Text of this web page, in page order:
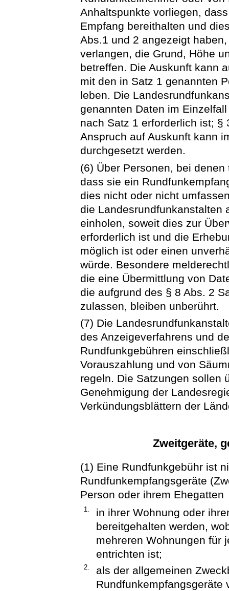
Anhaltspunkte vorliegen,
Empfang bereithalten und
Abs.1 und 2 angezeigt
verlangen, die Grund, Höhe
betreffen. Die Auskunft kann
mit den in Satz 1 genannten
leben. Die
genannten Daten im
nach Satz 1 erforderlich ist; §
Anspruch auf Auskunft kann
durchgesetzt werden.
(6) Über Personen, bei
dass sie ein
dies nicht oder nicht
die Landesrundfunkanstalten
einholen, soweit dies zur
erforderlich ist und die
möglich ist oder einen
würde. Besondere
die eine Übermittlung von
die aufgrund des § 8 Abs. 2
zulassen, bleiben unberührt.
(7) Die
des Anzeigeverfahrens und
Rundfunkgebühren
Vorauszahlung und von
regeln. Die Satzungen sollen
Genehmigung der
Verkündungsblättern der
Zweitgeräte,
(1) Eine Rundfunkgebühr ist
Rundfunkempfangsgeräte
Person oder ihrem Ehegatten
1.
in ihrer Wohnung oder
bereitgehalten werden,
mehreren Wohnungen für
entrichten ist;
2.
als der allgemeinen
Rundfunkempfangsgeräte